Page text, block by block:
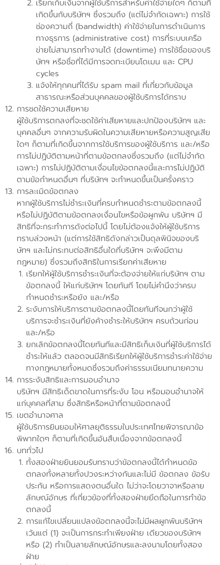
เรียกเก็บเงินจากผู้ใช้บริการสำหรับค่าใช้จ่ายใดๆ ก็ตามที่
เกิดขึ้นกับบริษัทฯ ซึ่งรวมถึง (แต่ไม่จำกัดเฉพาะ) การใช้
ช่องความถี่ (bandwidth) ค่าใช้จ่ายในการดำเนินการ
ทางธุรการ (administrative cost) การที่ระบบเครือ
ข่ายไม่สามารถทำงานได้ (downtime) การใช้ชื่อของบริ
ษัทฯ หรือชื่อที่ได้มีการจดทะเบียนโดเมน และ CPU
cycles
แจ้งให้ทุกคนที่ได้รับ spam mail ที่เกี่ยวกับข้อมูล
สาธารณะหรือส่วนบุคคลของผู้ใช้บริการได้ทราบ
การชดใช้ความเสียหาย
ผู้ใช้บริการตกลงที่จะชดใช้ค่าเสียหายและปกป้องบริษัทฯ และ
บุคคลอื่นๆ จากความรับผิดในความเสียหายหรือความสูญเสีย
ใดๆ ก็ตามที่เกิดขึ้นจากการใช้บริการของผู้ใช้บริการ และ/หรือ
การไม่ปฏิบัติตามหน้าที่ตามข้อตกลงซึ่งรวมถึง (แต่ไม่จำกัด
เฉพาะ) การไม่ปฏิบัติตามเงื่อนไขข้อตกลงนี้และการไม่ปฏิบัติ
ตามข้อกำหนดอื่นๆ ที่บริษัทฯ จะกำหนดขึ้นเป็นครั้งคราว
การละเมิดข้อตกลง
หากผู้ใช้บริการไม่ชำระเงินที่ครบกำหนดชำระตามข้อตกลงนี้
หรือไม่ปฏิบัติตามข้อตกลงเงื่อนไขหรือข้อผูกพัน บริษัทฯ มี
สิทธิที่จะกระทำการดังต่อไปนี้ โดยไม่ต้องแจ้งให้ผู้ใช้บริการ
ทราบล่วงหน้า (แต่การใช้สิทธิดังกล่าวเป็นดุลพินิจของบริ
ษัทฯ และไม่กระทบต่อสิทธิอื่นใดที่บริษัทฯ จะพึงมีตาม
กฎหมาย) ซึ่งรวมถึงสิทธิในการเรียกค่าเสียหาย
เรียกให้ผู้ใช้บริการชำระเงินที่จะต้องจ่ายให้แก่บริษัทฯ ตาม
ข้อตกลงนี้ ให้แก่บริษัทฯ โดยทันที โดยไม่คำนึงว่าครบ
กำหนดชำระหรือยัง และ/หรือ
ระงับการให้บริการตามข้อตกลงนี้โดยทันทีจนกว่าผู้ใช้
บริการจะชำระเงินที่ยังค้างชำระให้บริษัทฯ ครบถ้วนก่อน
และ/หรือ
ยกเลิกข้อตกลงนี้โดยทันทีและมีสิทธิเก็บเงินที่ผู้ใช้บริการได้
ชำระให้แล้ว ตลอดจนมีสิทธิเรียกให้ผู้ใช้บริการชำระค่าใช้จ่าย
ทางกฎหมายทั้งหมดซึ่งรวมถึงค่าธรรมเนียมทนายความ
การระงับสิทธิและการมอบอำนาจ
บริษัทฯ มีสิทธิเด็ดขาดในการที่ระงับ โอน หรือมอบอำนาจให้
แก่บุคคลที่สาม ซึ่งสิทธิหรือหน้าที่ตามข้อตกลงนี้
เขตอำนาจศาล
ผู้ใช้บริการยินยอมให้ศาลยุติธรรมในประเทศไทยพิจารณาข้อ
พิพาทใดๆ ก็ตามที่เกิดขึ้นอันสืบเนื่องจากข้อตกลงนี้
บททั่วไป
ทั้งสองฝ่ายยินยอมรับทราบว่าข้อตกลงนี้ได้กำหนดข้อ
ตกลงทั้งหลายทั้งปวงระหว่างกันและไม่มี ข้อตกลง ข้อรับ
ประกัน หรือการแสดงตนอื่นใด ไม่ว่าจะโดยวาจาหรือลาย
ลักษณ์อักษร ที่เกี่ยวข้องที่ทั้งสองฝ่ายยึดถือในการทำข้อ
ตกลงนี้
การแก้ไขเปลี่ยนแปลงข้อตกลงนี้จะไม่มีผลผูกพันบริษัทฯ
เว้นแต่ (1) จะเป็นการกระทำเพียงฝ่าย เดียวของบริษัทฯ
หรือ (2) ทำเป็นลายลักษณ์อักษรและลงนามโดยทั้งสอง
ฝ่าย